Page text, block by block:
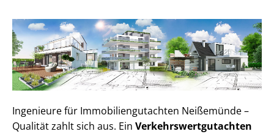
Ingenieure für Im­mo­bi­li­en­gut­ach­ten Neißemünde –
Qualität zahlt sich aus. Ein Ver­kehrs­wert­gut­ach­ten